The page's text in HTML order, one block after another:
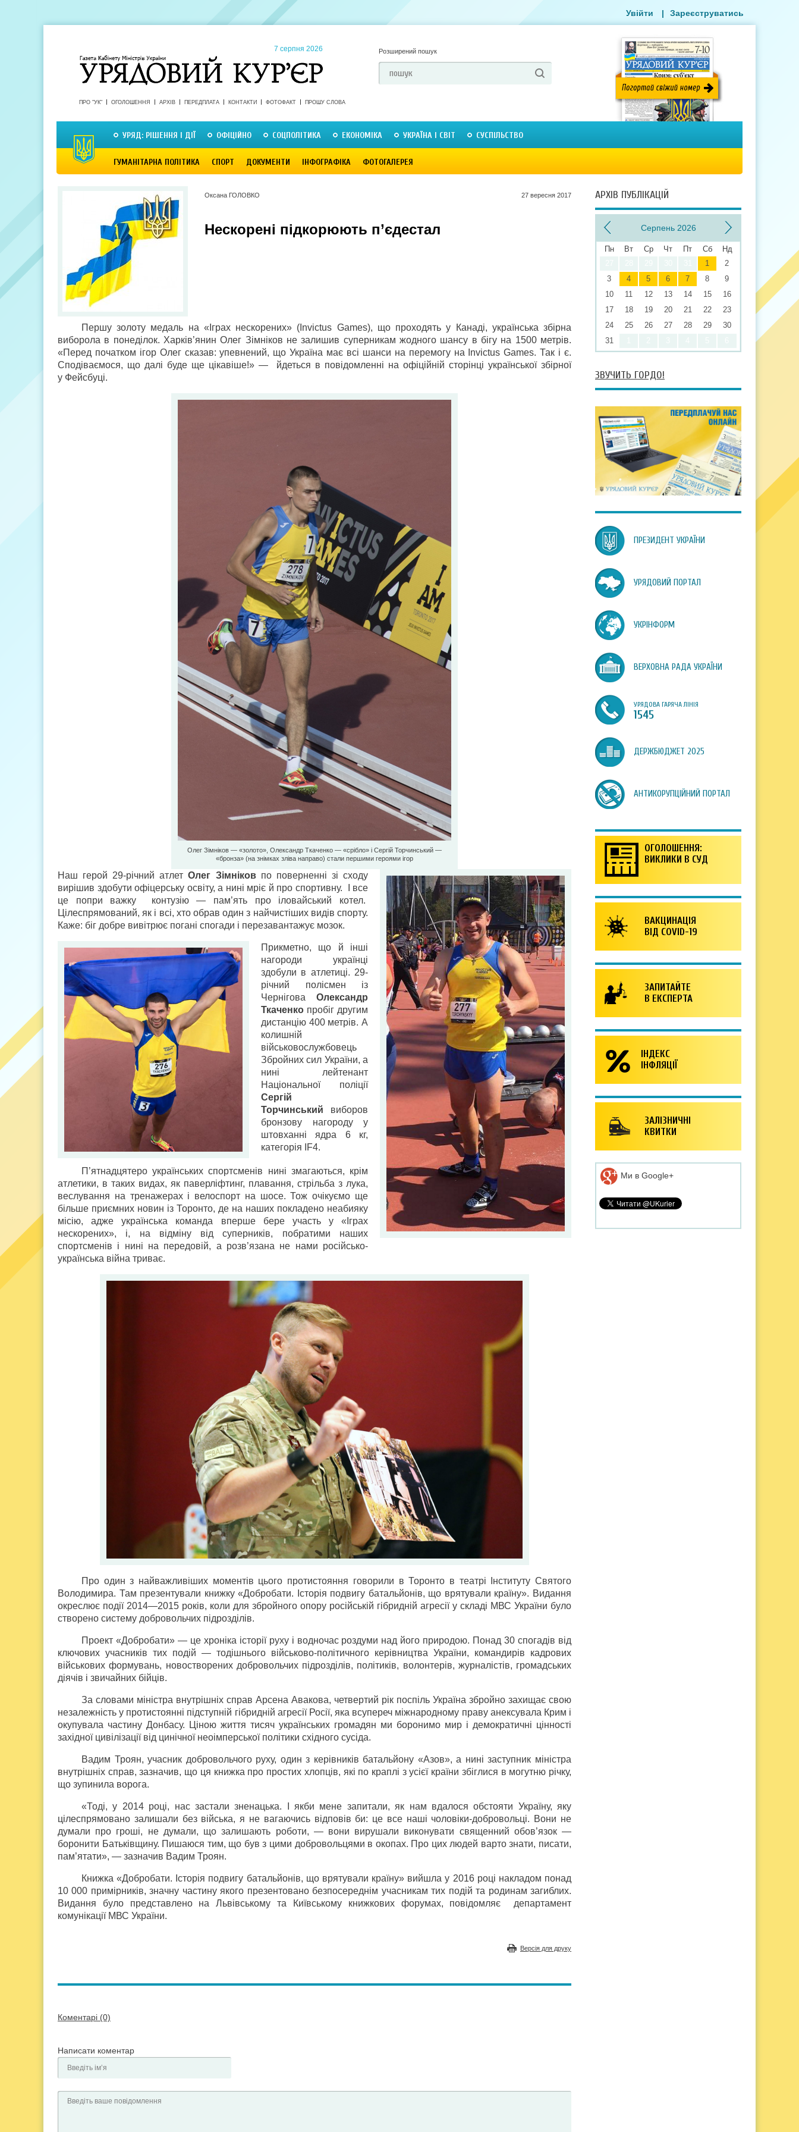
7 серпня 2026 Розширений пошук
ПРО "УК" ОГОЛОШЕННЯ АРХІВ ПЕРЕДПЛАТА КОНТАКТИ ФОТОФАКТ ПРОШУ СЛОВА
УРЯД: РІШЕННЯ І ДІЇ ОФІЦІЙНО СОЦПОЛІТИКА ЕКОНОМІКА УКРАЇНА І СВІТ СУСПІЛЬСТВО
ГУМАНІТАРНА ПОЛІТИКА СПОРТ ДОКУМЕНТИ ІНФОГРАФІКА ФОТОГАЛЕРЕЯ
Увійти | Зареєструватись
Оксана ГОЛОВКО 27 вересня 2017
Нескорені підкорюють п’єдестал
Першу золоту медаль на «Іграх нескорених» (Invictus Games), що проходять у Канаді, українська збірна
виборола в понеділок. Харків’янин Олег Зімніков не залишив суперникам жодного шансу в бігу на 1500 метрів.
«Перед початком ігор Олег сказав: упевнений, що Україна має всі шанси на перемогу на Invictus Games. Так і є.
Сподіваємося, що далі буде ще цікавіше!» — йдеться в повідомленні на офіційній сторінці української збірної
у Фейсбуці.
Олег Зімніков — «золото», Олександр Ткаченко — «срібло» і Сергій Торчинський —
«бронза» (на знімках зліва направо) стали першими героями ігор
Наш герой 29-річний атлетОлег Зімніков по поверненні зі сходу
вирішив здобути офіцерську освіту, а нині мріє й про спортивну. І все
це попри важку контузію — пам’ять про іловайський котел.
Цілеспрямований, як і всі, хто обрав один з найчистіших видів спорту.
Каже: біг добре вивітрює погані спогади і перезавантажує мозок.
Прикметно, що й інші
нагороди українці
здобули в атлетиці. 29-
річний полісмен із
Чернігова Олександр
Ткаченко пробіг другим
дистанцію 400 метрів. А
колишній
військовослужбовець
Збройних сил України, а
нині лейтенант
Національної поліції
Сергій
Торчинський виборов
бронзову нагороду у
штовханні ядра 6 кг,
категорія IF4.
П’ятнадцятеро українських спортсменів нині змагаються, крім
атлетики, в таких видах, як паверліфтинг, плавання, стрільба з лука,
веслування на тренажерах і велоспорт на шосе. Тож очікуємо ще
більше приємних новин із Торонто, де на наших покладено неабияку
місію, адже українська команда вперше бере участь у «Іграх
нескорених», і, на відміну від суперників, побратими наших
спортсменів і нині на передовій, а розв’язана не нами російсько-
українська війна триває.
Про один з найважливіших моментів цього протистояння говорили в Торонто в театрі Інституту Святого
Володимира. Там презентували книжку «Добробати. Історія подвигу батальйонів, що врятували країну». Видання
окреслює події 2014—2015 років, коли для збройного опору російській гібридній агресії у складі МВС України було
створено систему добровольчих підрозділів.
Проект «Добробати» — це хроніка історії руху і водночас роздуми над його природою. Понад 30 спогадів від
ключових учасників тих подій — тодішнього військово-політичного керівництва України, командирів кадрових
військових формувань, новостворених добровольчих підрозділів, політиків, волонтерів, журналістів, громадських
діячів і звичайних бійців.
За словами міністра внутрішніх справ Арсена Авакова, четвертий рік поспіль Україна збройно захищає свою
незалежність у протистоянні підступній гібридній агресії Росії, яка всупереч міжнародному праву анексувала Крим і
окупувала частину Донбасу. Ціною життя тисяч українських громадян ми боронимо мир і демократичні цінності
західної цивілізації від цинічної неоімперської політики східного сусіда.
Вадим Троян, учасник добровольчого руху, один з керівників батальйону «Азов», а нині заступник міністра
внутрішніх справ, зазначив, що ця книжка про простих хлопців, які по краплі з усієї країни збіглися в могутню річку,
що зупинила ворога.
«Тоді, у 2014 році, нас застали зненацька. І якби мене запитали, як нам вдалося обстояти Україну, яку
цілеспрямовано залишали без війська, я не вагаючись відповів би: це все наші чоловіки-добровольці. Вони не
думали про гроші, не думали, що залишають роботи, — вони вирушали виконувати священний обов’язок —
боронити Батьківщину. Пишаюся тим, що був з цими добровольцями в окопах. Про цих людей варто знати, писати,
пам’ятати», — зазначив Вадим Троян.
Книжка «Добробати. Історія подвигу батальйонів, що врятували країну» вийшла у 2016 році накладом понад
10 000 примірників, значну частину якого презентовано безпосереднім учасникам тих подій та родинам загиблих.
Видання було представлено на Львівському та Київському книжкових форумах, повідомляє департамент
комунікації МВС України.
Версія для друку
Коментарі (0)
Написати коментар
АРХІВ ПУБЛІКАЦІЙ
Серпень 2026
Пн Вт Ср Чт Пт Сб
Нд
1
2
3
4 5 6 7 8
9
10
11 12 13 14 15
16
17
18 19 20 21 22
23
24
25 26 27 28 29
30
31
ЗВУЧИТЬ ГОРДО!
ПРЕЗИДЕНТ УКРАЇНИ
УРЯДОВИЙ ПОРТАЛ
УКРІНФОРМ
ВЕРХОВНА РАДА УКРАЇНИ
УРЯДОВА ГАРЯЧА ЛІНІЯ
1545
ДЕРЖБЮДЖЕТ 2025
АНТИКОРУПЦІЙНИЙ ПОРТАЛ
ОГОЛОШЕННЯ:
ВИКЛИКИ В СУД
ВАКЦИНАЦІЯ
ВІД COVID-19
ЗАПИТАЙТЕ
В ЕКСПЕРТА
ІНДЕКС
ІНФЛЯЦІЇ
ЗАЛІЗНИЧНІ
КВИТКИ
Ми в Google+